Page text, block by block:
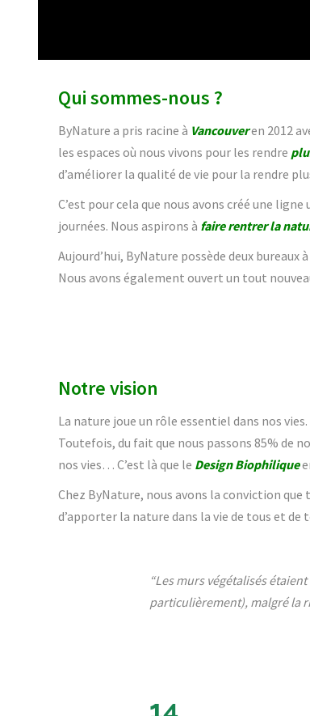
Qui sommes-nous ?
ByNature a pris racine à Vancouveren 2012
les espaces où nous vivons pour les rendre
d’améliorer la qualité de vie pour la rendre
C’est pour cela que nous avons créé une
journées. Nous aspirons à faire rentrer la
Aujourd’hui, ByNature possède deux bureaux
Nous avons également ouvert un tout
Notre vision
La nature joue un rôle essentiel dans nos
Toutefois, du fait que nous passons 85% de
nos vies… C’est là que le Design Biophilique
Chez ByNature, nous avons la conviction
d’apporter la nature dans la vie de tous et de
“Les murs végétalisés
particulièrement), malgré la
14